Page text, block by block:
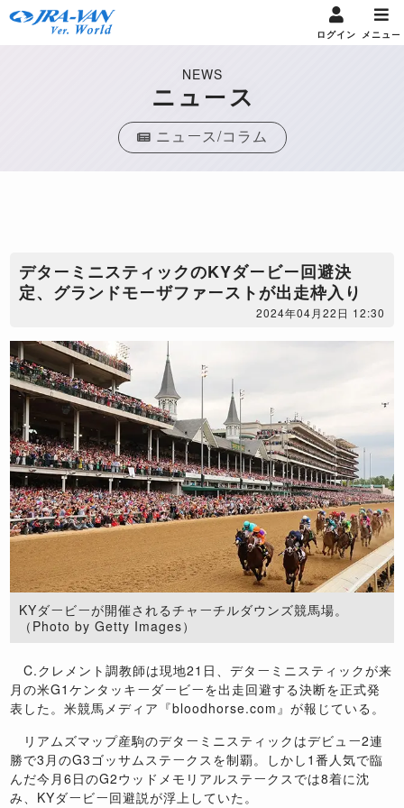
ログイン メニュー
NEWS
ニュース
ニュース/コラム
デターミニスティックのKYダービー回避決
定、グランドモーザファーストが出走枠入り
2024年04月22日 12:30
KYダービーが開催されるチャーチルダウンズ競馬場。
（Photo by Getty Images）
C.クレメント調教師は現地21日、デターミニスティックが来
月の米G1ケンタッキーダービーを出走回避する決断を正式発
表した。米競馬メディア『bloodhorse.com』が報じている。
リアムズマップ産駒のデターミニスティックはデビュー2連
勝で3月のG3ゴッサムステークスを制覇。しかし1番人気で臨
んだ今月6日のG2ウッドメモリアルステークスでは8着に沈
み、KYダービー回避説が浮上していた。